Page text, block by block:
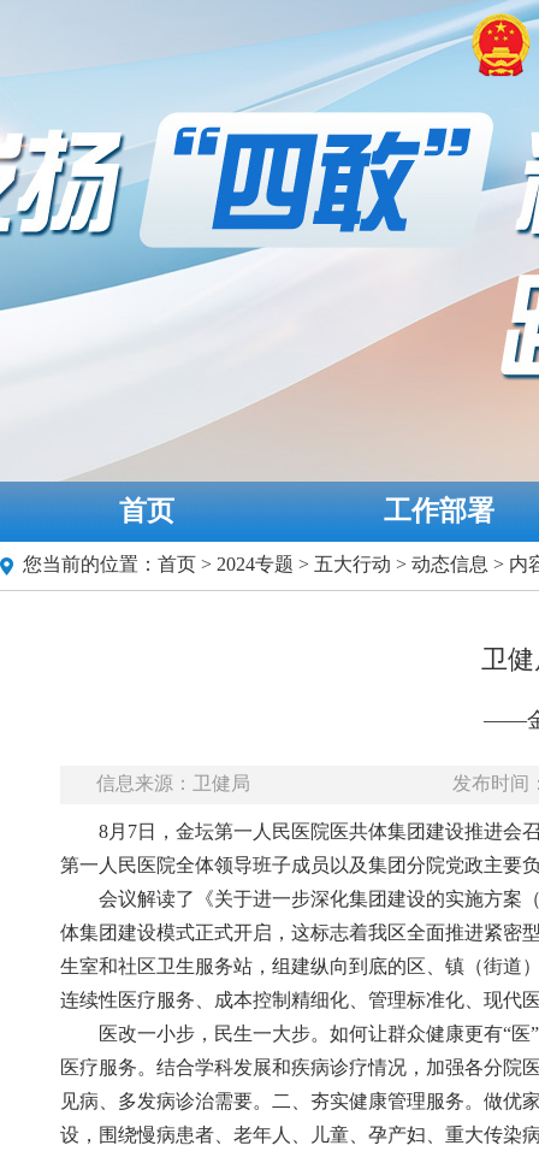
首页 工作部署
您当前的位置： 首页 > 2024专题 > 五大行动 > 动态信息 > 内
卫
——金
信息来源：卫健局 发布时间
8月7日，金坛第一人民医院医共体集团建设推进会
第一人民医院全体领导班子成员以及集团分院党政主要
会议解读了《关于进一步深化集团建设的实施方案
体集团建设模式正式开启，这标志着我区全面推进紧密
生室和社区卫生服务站，组建纵向到底的区、镇（街道
连续性医疗服务、成本控制精细化、管理标准化、现代
医改一小步，民生一大步。如何让群众健康更有“
医疗服务。结合学科发展和疾病诊疗情况，加强各分院
见病、多发病诊治需要。二、夯实健康管理服务。做优
设，围绕慢病患者、老年人、儿童、孕产妇、重大传染